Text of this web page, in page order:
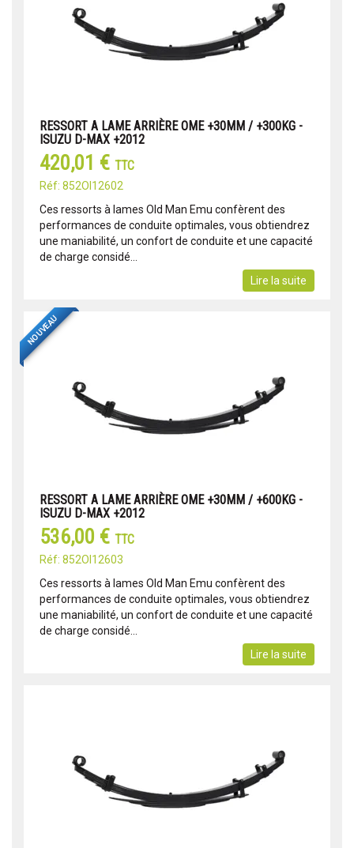
RESSORT A LAME ARRIÈRE OME +30MM / +300KG -
ISUZU D-MAX +2012
420,01 € TTC
Réf: 852OI12602
Ces ressorts à lames Old Man Emu confèrent des
performances de conduite optimales, vous obtiendrez
une maniabilité, un confort de conduite et une capacité
de charge considé...
Lire la suite
NOUVEAU
RESSORT A LAME ARRIÈRE OME +30MM / +600KG -
ISUZU D-MAX +2012
536,00 € TTC
Réf: 852OI12603
Ces ressorts à lames Old Man Emu confèrent des
performances de conduite optimales, vous obtiendrez
une maniabilité, un confort de conduite et une capacité
de charge considé...
Lire la suite